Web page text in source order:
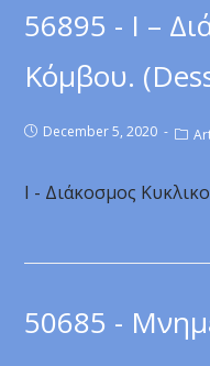
56895 - I –
Κόμβου.
December 5, 2020
I - Διάκοσμος
50685 -